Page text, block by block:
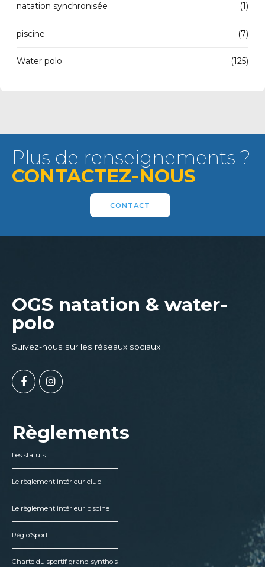
natation synchronisée (1)
piscine (7)
Water polo (125)
Plus de renseignements ?
CONTACTEZ-NOUS
CONTACT
OGS natation & water-
polo
Suivez-nous sur les réseaux sociaux
Règlements
Les statuts
Le règlement intérieur club
Le règlement intérieur piscine
Règlo’Sport
Charte du sportif grand-synthois